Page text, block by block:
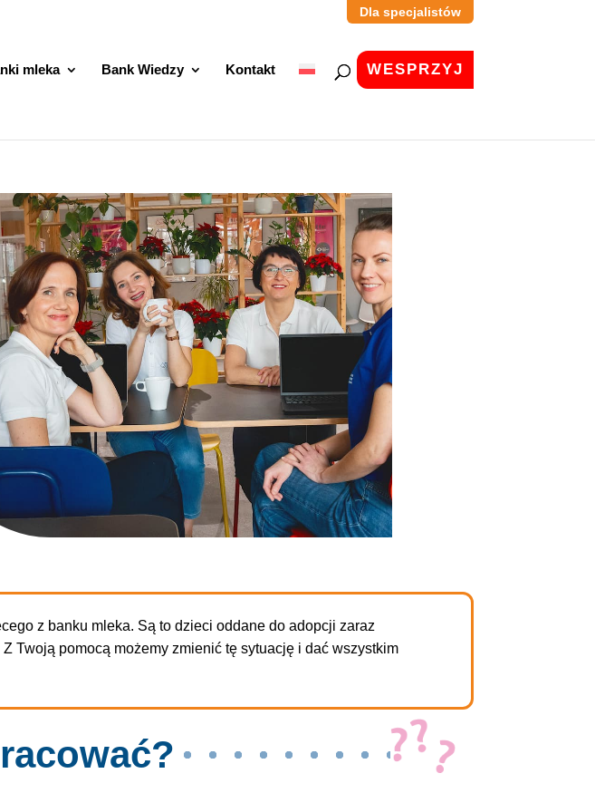
Dla specjalistów
mleka Bank Wiedzy Kontakt WESPRZYJ
z banku mleka. Są to dzieci oddane do adopcji zaraz
Twoją pomocą możemy zmienić tę sytuację i dać wszystkim